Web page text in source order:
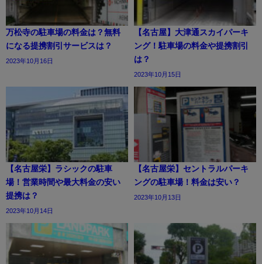
万松寺の駐車場の料金は？無料
になる提携割引サービスは？
2023年10月16日
【名古屋】大津通スカイパーキ
ング！駐車場の料金や提携割引
は？
2023年10月15日
【名古屋栄】ラシックの駐車
場！営業時間や最大料金の安い
提携は？
2023年10月14日
【名古屋栄】セントラルパーキ
ングの駐車場！料金は安い？
2023年10月13日